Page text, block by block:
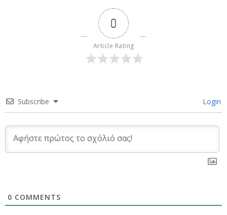
0
Article Rating
Subscribe Login
0 COMMENTS